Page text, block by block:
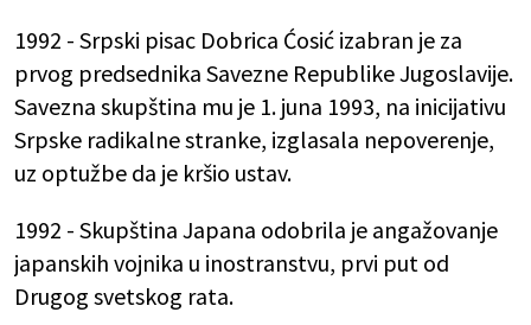
1992 - Srpski pisac Dobrica Ćosić izabran je za
prvog predsednika Savezne Republike Jugoslavije.
Savezna skupština mu je 1. juna 1993, na inicijativu
Srpske radikalne stranke, izglasala nepoverenje,
uz optužbe da je kršio ustav.
1992 - Skupština Japana odobrila je angažovanje
japanskih vojnika u inostranstvu, prvi put od
Drugog svetskog rata.